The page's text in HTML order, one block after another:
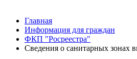
Главная
Информация для граждан
ФКП "Росреестра"
Сведения о санитарных зонах